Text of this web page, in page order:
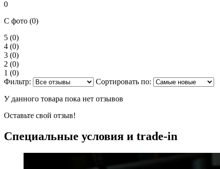
0
С фото (0)
5 (0)
4 (0)
3 (0)
2 (0)
1 (0)
Фильтр:
Сортировать по:
У данного товара пока нет отзывов
Оставьте свой отзыв!
Специальные условия и trade-in